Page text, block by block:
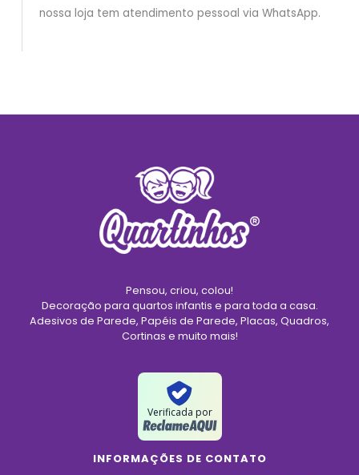
nossa loja tem atendimento pessoal via WhatsApp.
Pensou, criou, colou!
Decoração para quartos infantis e para toda a casa.
Adesivos de Parede, Papéis de Parede, Placas, Quadros,
Cortinas e muito mais!
Verificada por
INFORMAÇÕES DE CONTATO